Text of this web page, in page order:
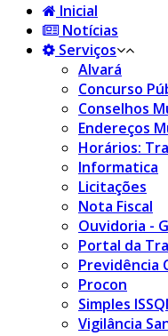
Inicial
Notícias
Serviços
Alvará
Concurso
Conselhos
Endereços
Horários:
Informatica
Licitações
Nota Fiscal
Ouvidoria -
Portal da
Previdência
Procon
Simples
Vigilância